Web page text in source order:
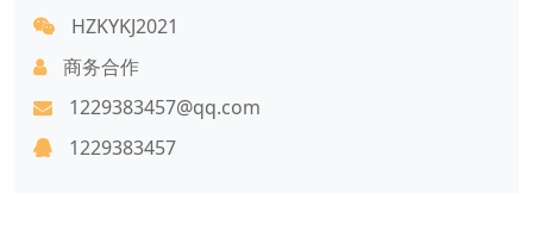
HZKYKJ2021
商务合作
1229383457@qq.com
1229383457